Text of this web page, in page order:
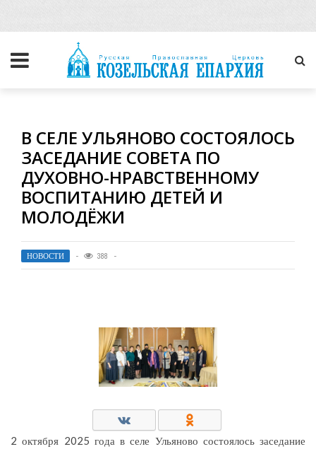
В СЕЛЕ УЛЬЯНОВО СОСТОЯЛОСЬ
ЗАСЕДАНИЕ СОВЕТА ПО
ДУХОВНО-НРАВСТВЕННОМУ
ВОСПИТАНИЮ ДЕТЕЙ И
МОЛОДЁЖИ
НОВОСТИ 388
2 октября 2025 года в селе Ульяново состоялось заседание